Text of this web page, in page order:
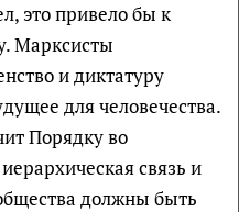
это привело бы к
Марксисты
и диктатуру
для человечества.
Порядку во
связь и
должны быть